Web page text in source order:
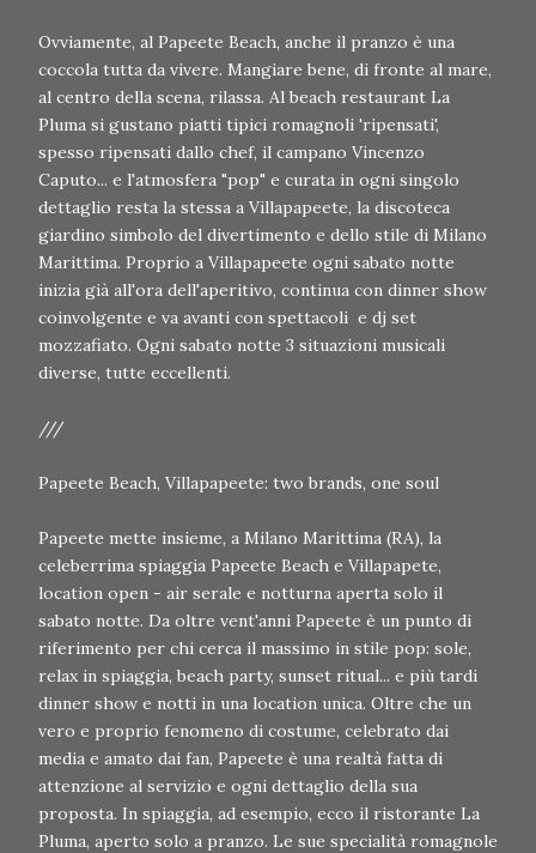
Ovviamente, al Papeete Beach, anche il pranzo è una
coccola tutta da vivere. Mangiare bene, di fronte al mare,
al centro della scena, rilassa. Al beach restaurant La
Pluma si gustano piatti tipici romagnoli 'ripensati',
spesso ripensati dallo chef, il campano Vincenzo
Caputo... e l'atmosfera "pop" e curata in ogni singolo
dettaglio resta la stessa a Villapapeete, la discoteca
giardino simbolo del divertimento e dello stile di Milano
Marittima. Proprio a Villapapeete ogni sabato notte
inizia già all'ora dell'aperitivo, continua con dinner show
coinvolgente e va avanti con spettacoli e dj set
mozzafiato. Ogni sabato notte 3 situazioni musicali
diverse, tutte eccellenti.
///
Papeete Beach, Villapapeete: two brands, one soul
Papeete mette insieme, a Milano Marittima (RA), la
celeberrima spiaggia Papeete Beach e Villapapete,
location open - air serale e notturna aperta solo il
sabato notte. Da oltre vent'anni Papeete è un punto di
riferimento per chi cerca il massimo in stile pop: sole,
relax in spiaggia, beach party, sunset ritual... e più tardi
dinner show e notti in una location unica. Oltre che un
vero e proprio fenomeno di costume, celebrato dai
media e amato dai fan, Papeete è una realtà fatta di
attenzione al servizio e ogni dettaglio della sua
proposta. In spiaggia, ad esempio, ecco il ristorante La
Pluma, aperto solo a pranzo. Le sue specialità romagnole